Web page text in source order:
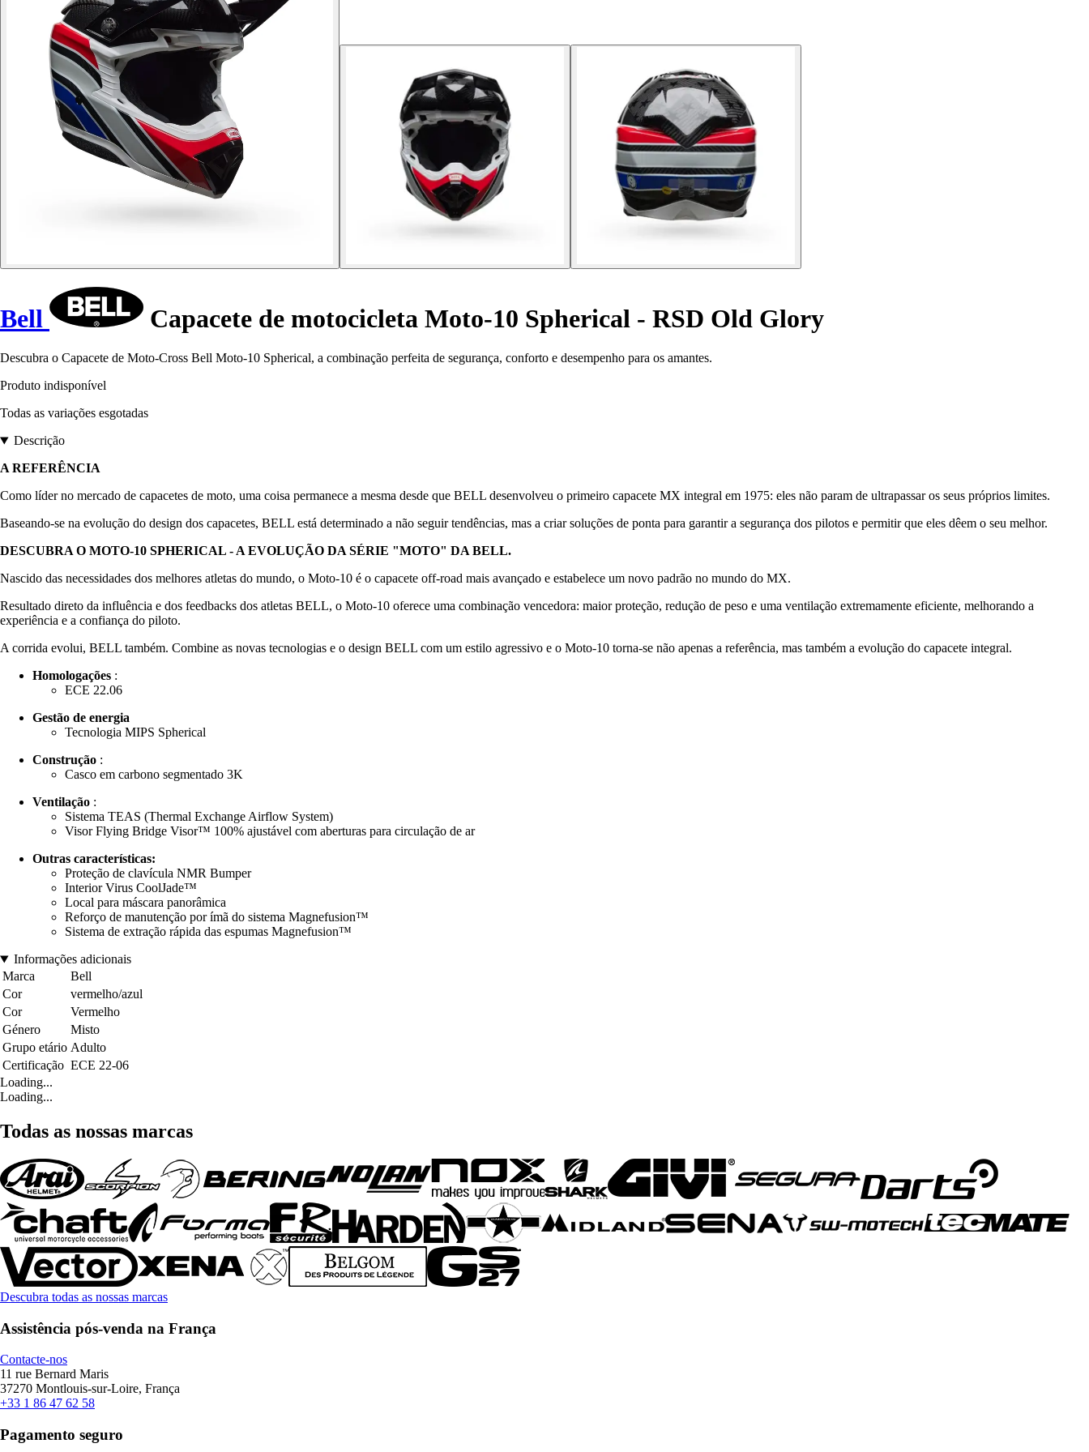
Bell Capacete de motocicleta Moto-10 Spherical - RSD Old Glory
Descubra o Capacete de Moto-Cross Bell Moto-10 Spherical, a combinação perfeita de segurança, conforto e desempenho para os amantes.
Produto indisponível
Todas as variações esgotadas
Descrição
A REFERÊNCIA
Como líder no mercado de capacetes de moto, uma coisa permanece a mesma desde que BELL desenvolveu o primeiro capacete MX integral em 1975: eles não param de ultrapassar os seus próprios limites.
Baseando-se na evolução do design dos capacetes, BELL está determinado a não seguir tendências, mas a criar soluções de ponta para garantir a segurança dos pilotos e permitir que eles dêem o seu melhor.
DESCUBRA O MOTO-10 SPHERICAL - A EVOLUÇÃO DA SÉRIE "MOTO" DA BELL.
Nascido das necessidades dos melhores atletas do mundo, o Moto-10 é o capacete off-road mais avançado e estabelece um novo padrão no mundo do MX.
Resultado direto da influência e dos feedbacks dos atletas BELL, o Moto-10 oferece uma combinação vencedora: maior proteção, redução de peso e uma ventilação extremamente eficiente, melhorando a
experiência e a confiança do piloto.
A corrida evolui, BELL também. Combine as novas tecnologias e o design BELL com um estilo agressivo e o Moto-10 torna-se não apenas a referência, mas também a evolução do capacete integral.
Homologações :
ECE 22.06
Gestão de energia
Tecnologia MIPS Spherical
Construção :
Casco em carbono segmentado 3K
Ventilação :
Sistema TEAS (Thermal Exchange Airflow System)
Visor Flying Bridge Visor™ 100% ajustável com aberturas para circulação de ar
Outras características:
Proteção de clavícula NMR Bumper
Interior Virus CoolJade™
Local para máscara panorâmica
Reforço de manutenção por ímã do sistema Magnefusion™
Sistema de extração rápida das espumas Magnefusion™
Informações adicionais
Marca
Bell
Cor
vermelho/azul
Cor
Vermelho
Género
Misto
Grupo etário Adulto
Certificação ECE 22-06
Loading...
Loading...
Todas as nossas marcas
Descubra todas as nossas marcas
Assistência pós-venda na França
Contacte-nos
11 rue Bernard Maris
37270 Montlouis-sur-Loire, França
+33 1 86 47 62 58
Pagamento seguro